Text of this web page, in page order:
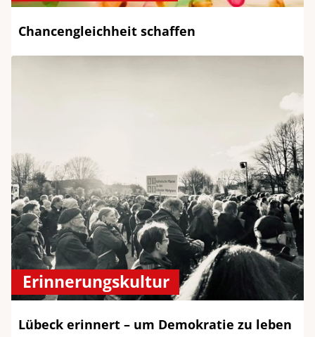
Chancengleichheit schaffen
Erinnerungskultur
Lübeck erinnert – um Demokratie zu leben